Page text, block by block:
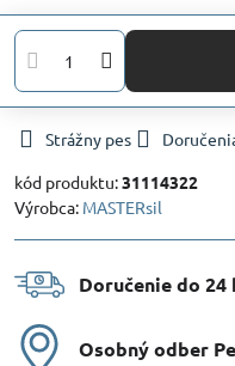
Strážny pes
kód produktu:31114322
Výrobca: MASTERsil
Doručenie do 24
Osobný odber